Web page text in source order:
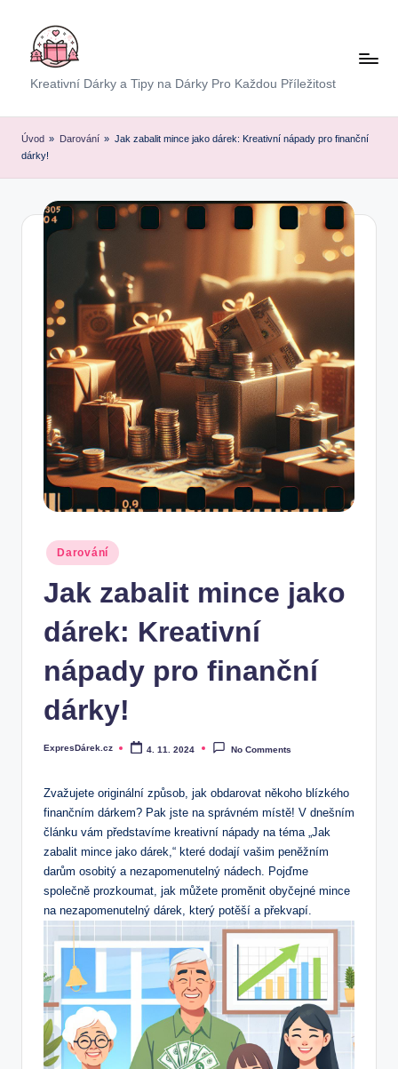
content
E
x
p
r
Kreativní Dárky a Tipy na Dárky Pro Každou Příležitost
Úvod » Darování » Jak zabalit mince jako dárek: Kreativní nápady pro finanční
dárky!
Posted
in
Darování
Jak zabalit mince jako
dárek: Kreativní
nápady pro finanční
dárky!
Posted
ExpresDárek.cz 4. 11. 2024 No Comments
Zvažujete originální způsob, jak obdarovat někoho blízkého
finančním dárkem? Pak jste na správném místě! V dnešním
článku vám představíme kreativní nápady na téma „Jak
zabalit mince jako dárek,“ které dodají vašim peněžním
darům osobitý a nezapomenutelný nádech. Pojďme
společně prozkoumat, jak můžete proměnit obyčejné mince
na nezapomenutelný dárek, který potěší a překvapí.